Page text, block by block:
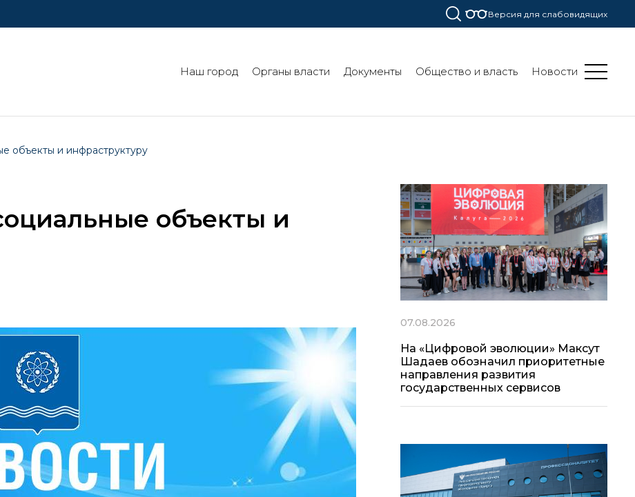
Версия для слабовидящих
Наш город Органы власти Документы Общество и власть Новости
объекты и инфраструктуру
объекты и
07.08.2026
На «Цифровой эволюции» Максут
Шадаев обозначил приоритетные
направления развития
государственных сервисов